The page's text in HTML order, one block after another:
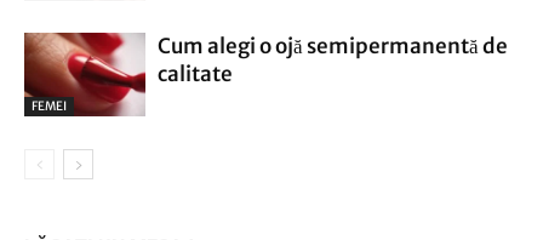
FEMEI
Cum alegi o ojă semipermanentă de
calitate